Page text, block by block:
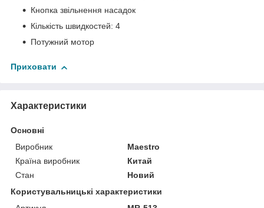
Кнопка звільнення насадок
Кількість швидкостей: 4
Потужний мотор
Приховати
Характеристики
Основні
Виробник
Maestro
Країна виробник
Китай
Стан
Новий
Користувальницькі характеристики